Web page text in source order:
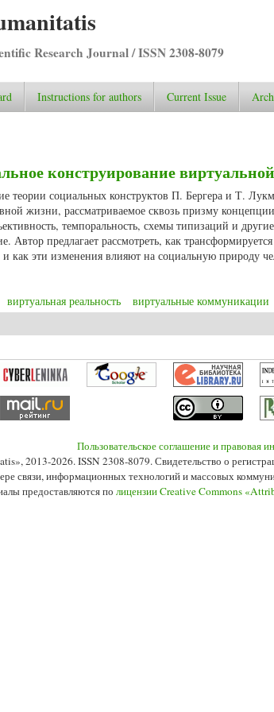
Research Journal / ISSN 2308-8079
Instructions for authors Current Issue
конструирование
теории социальных конструктов П. Бергера и Т.
жизни, рассматриваемое сквозь призму
темпоральность, схемы типизаций и
Автор предлагает рассмотреть, как
как эти изменения влияют на социальную природу
виртуальная реальность виртуальные коммуникации
Пользовательское соглашение и правовая
2013-2026. ISSN 2308-8079. Свидетельство о
связи, информационных технологий и массовых
предоставляются по лицензии Creative Commons